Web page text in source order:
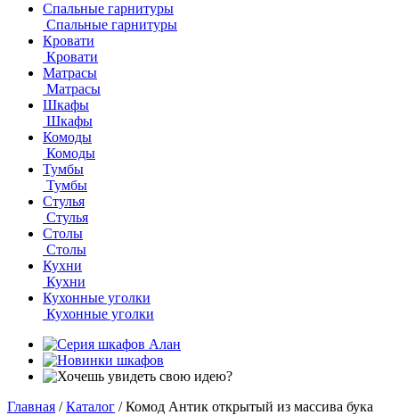
Спальные гарнитуры
Спальные гарнитуры
Кровати
Кровати
Матрасы
Матрасы
Шкафы
Шкафы
Комоды
Комоды
Тумбы
Тумбы
Стулья
Стулья
Столы
Столы
Кухни
Кухни
Кухонные уголки
Кухонные уголки
Главная / Каталог / Комод Антик открытый из массива бука